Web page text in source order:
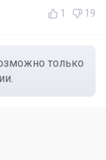
1 19
только